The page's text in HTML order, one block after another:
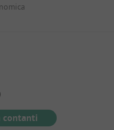
sul pagamento
contanti